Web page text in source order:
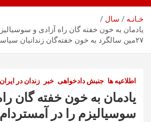
خـانـه
سال
یادمان به خون خفته گان راه آزادی و
۲۷مین سالگرد به خون خفته‌گان زندانیان سیاسی در سال۶۷
اطلاعیه ها جنبش دادخواهی خبر زندان در ایران
یادمان به خون خفته گان